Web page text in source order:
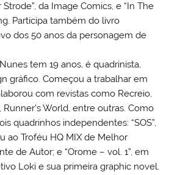
da Image Comics, e “In The
Participa também do livro
dos 50 anos da personagem de
tem 19 anos, é quadrinista,
gráfico. Começou a trabalhar em
com revistas como Recreio,
World, entre outras. Como
quadrinhos independentes: “SOS”,
ao Troféu HQ MIX de Melhor
de Autor; e “Orome – vol. 1”, em
Loki e sua primeira graphic novel,